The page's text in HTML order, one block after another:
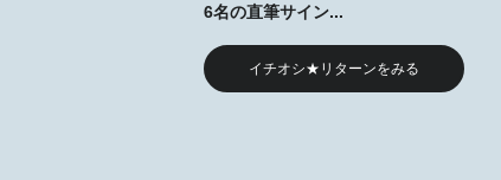
6名の直筆サイン...
イチオシ★リターンをみる